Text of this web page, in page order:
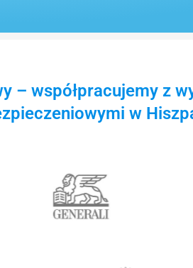
– współpracujemy z
w